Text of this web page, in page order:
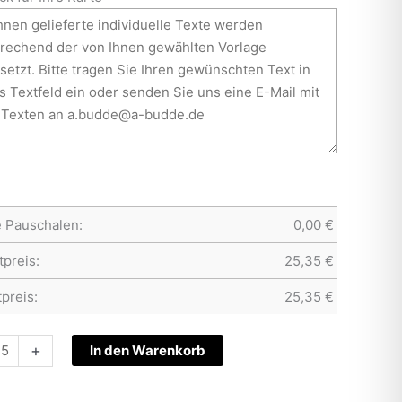
Pauschalen: 0,00 €
25,35 €
25,35 €
+ In den Warenkorb